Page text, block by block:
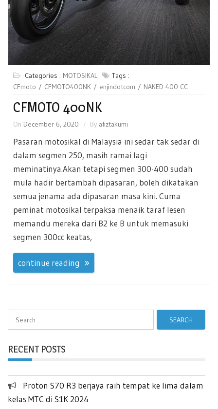
Categories : MOTOSIKAL
Tags :
CFmoto
CFMOTO400NK enjindotcom NAKED 400 CC
CFMOTO 400NK
On December 6, 2020 By afiztakumi
Pasaran motosikal di Malaysia ini sedar tak sedar di
dalam segmen 250, masih ramai lagi
meminatinya.Akan tetapi segmen 300-400 sudah
mula hadir bertambah dipasaran, boleh dikatakan
semua jenama ada dipasaran masa kini. Cuma
peminat motosikal terpaksa menaik taraf lesen
memandu mereka dari B2 ke B untuk memasuki
segmen 300cc keatas,
continue reading
RECENT POSTS
Proton S70 R3 berjaya raih tempat ke lima dalam
kelas MTC di S1K 2024